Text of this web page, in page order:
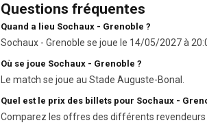
Questions fréquentes
Quand a lieu Sochaux - Grenoble ?
Sochaux - Grenoble se joue le 14/05/2027 à
Où se joue Sochaux - Grenoble ?
Le match se joue au Stade Auguste-Bonal.
Quel est le prix des billets pour Sochaux -
Comparez les offres des différents